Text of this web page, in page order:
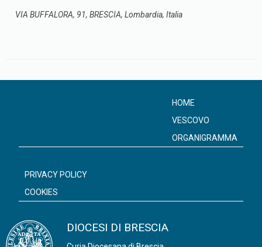
VIA BUFFALORA, 91, BRESCIA, Lombardia, Italia
DIOCESI DI BRESCIA
HOME
VESCOVO
ORGANIGRAMMA
PRIVACY POLICY
COOKIES